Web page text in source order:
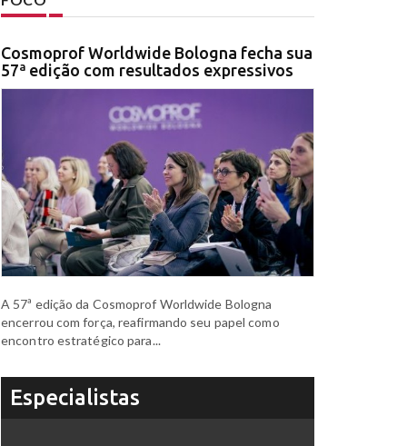
Cosmoprof Worldwide Bologna fecha sua
57ª edição com resultados expressivos
A 57ª edição da Cosmoprof Worldwide Bologna
encerrou com força, reafirmando seu papel como
encontro estratégico para...
Especialistas